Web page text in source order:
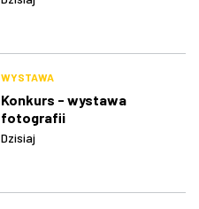
WYSTAWA
Konkurs - wystawa
fotografii
Dzisiaj